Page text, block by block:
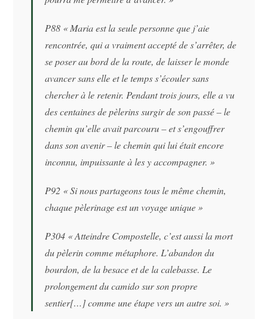
P88 «Maria est la seule personne que j’aie
rencontrée, qui a vraiment accepté de s’arrêter, de
se poser au bord de la route, de laisser le monde
avancer sans elle et le temps s’écouler sans
chercher à le retenir. Pendant trois jours, elle a vu
des centaines de pèlerins surgir de son passé – le
chemin qu’elle avait parcouru – et s’engouffrer
dans son avenir – le chemin qui lui était encore
inconnu, impuissante à les y accompagner. »
P92 «Si nous partageons tous le même chemin,
chaque pèlerinage est un voyage unique»
P304 «Atteindre Compostelle, c’est aussi la mort
du pèlerin comme métaphore. L’abandon du
bourdon, de la besace et de la calebasse. Le
prolongement du camido sur son propre
sentier[…] comme une étape vers un autre soi. »